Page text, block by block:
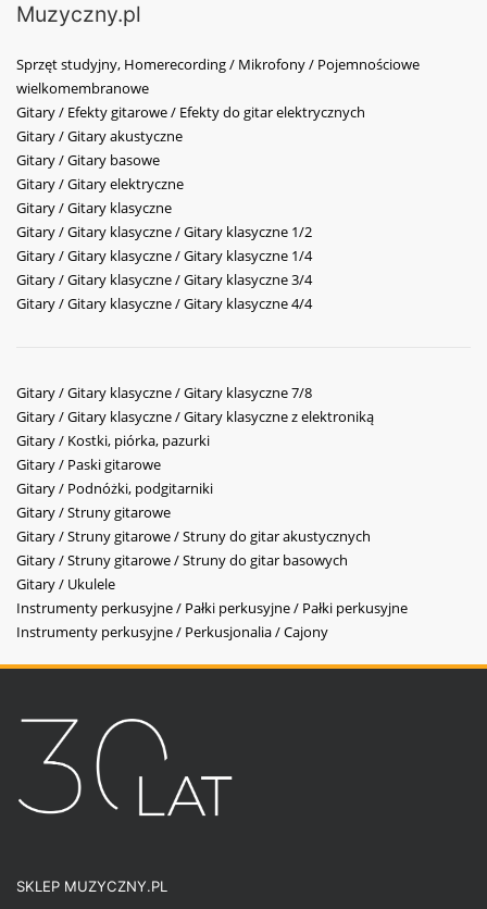
Muzyczny.pl
Sprzęt studyjny, Homerecording / Mikrofony / Pojemnościowe
wielkomembranowe
Gitary / Efekty gitarowe / Efekty do gitar elektrycznych
Gitary / Gitary akustyczne
Gitary / Gitary basowe
Gitary / Gitary elektryczne
Gitary / Gitary klasyczne
Gitary / Gitary klasyczne / Gitary klasyczne 1/2
Gitary / Gitary klasyczne / Gitary klasyczne 1/4
Gitary / Gitary klasyczne / Gitary klasyczne 3/4
Gitary / Gitary klasyczne / Gitary klasyczne 4/4
Gitary / Gitary klasyczne / Gitary klasyczne 7/8
Gitary / Gitary klasyczne / Gitary klasyczne z elektroniką
Gitary / Kostki, piórka, pazurki
Gitary / Paski gitarowe
Gitary / Podnóżki, podgitarniki
Gitary / Struny gitarowe
Gitary / Struny gitarowe / Struny do gitar akustycznych
Gitary / Struny gitarowe / Struny do gitar basowych
Gitary / Ukulele
Instrumenty perkusyjne / Pałki perkusyjne / Pałki perkusyjne
Instrumenty perkusyjne / Perkusjonalia / Cajony
SKLEP MUZYCZNY.PL